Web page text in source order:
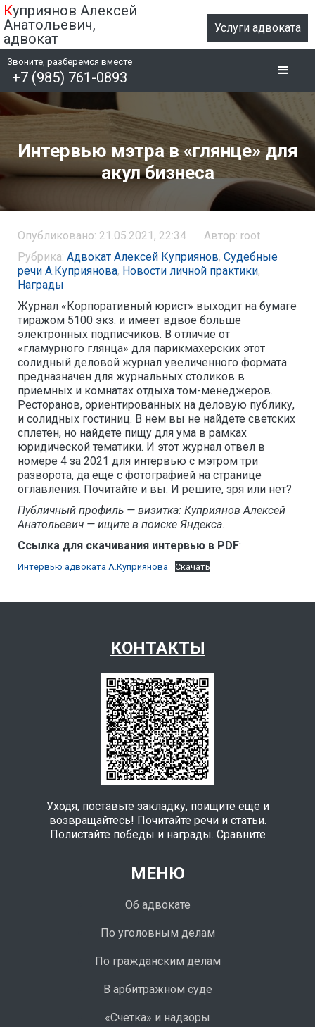
Куприянов Алексей
Анатольевич,
адвокат
Услуги адвоката
Звоните, разберемся вместе
+7 (985) 761-0893
Интервью мэтра в «глянце» для
акул бизнеса
Опубликовано: 21.05.2021, 22:34
Автор: root
Рубрика: Адвокат Алексей Куприянов, Судебные
речи А.Куприянова, Новости личной практики,
Награды
Журнал «Корпоративный юрист» выходит на бумаге
тиражом 5100 экз. и имеет вдвое больше
электронных подписчиков. В отличие от
«гламурного глянца» для парикмахерских этот
солидный деловой журнал увеличенного формата
предназначен для журнальных столиков в
приемных и комнатах отдыха том-менеджеров.
Ресторанов, ориентированных на деловую публику,
и солидных гостиниц. В нем вы не найдете светских
сплетен, но найдете пищу для ума в рамках
юридической тематики. И этот журнал отвел в
номере 4 за 2021 для интервью с мэтром три
разворота, да еще с фотографией на странице
оглавления. Почитайте и вы. И решите, зря или нет?
Публичный профиль — визитка: Куприянов Алексей
Анатольевич — ищите в поиске Яндекса.
Ссылка для скачивания интервью в PDF:
Интервью адвоката А.Куприянова Скачать
КОНТАКТЫ
Уходя, поставьте закладку, поищите еще и
возвращайтесь! Почитайте речи и статьи.
Полистайте победы и награды. Сравните
МЕНЮ
Об адвокате
По уголовным делам
По гражданским делам
В арбитражном суде
«Счетка» и надзоры